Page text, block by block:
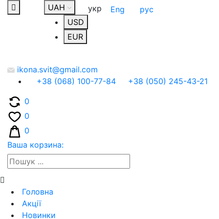
UAH
USD
EUR
укр Eng рус
ikona.svit@gmail.com
+38 (068) 100-77-84
+38 (050) 245-43-21
0
0
0
Ваша корзина:
Головна
Акції
Новинки